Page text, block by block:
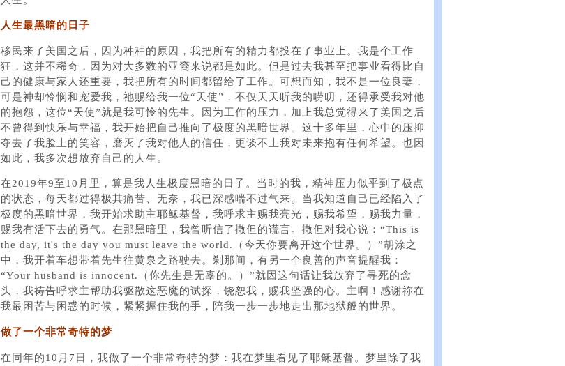
人生最黑暗的日子
移民来了美国之后，因为种种的原因，我把所有的精力都投在了事业上。我是个工作
狂，这并不稀奇，因为对大多数的亚裔来说都是如此。但是过去我甚至把事业看得比自
己的健康与家人还重要，我把所有的时间都留给了工作。可想而知，我不是一位良妻，
可是神却怜悯和宠爱我，祂赐给我一位“天使”，不仅天天听我的唠叨，还得承受我对他
的抱怨，这位“天使”就是我可怜的先生。因为工作的压力，加上我总觉得来了美国之后
不曾得到快乐与幸福，我开始把自己推向了极度的黑暗世界。这十多年里，心中的压抑
夺去了我脸上的笑容，磨灭了我对他人的信任，更谈不上我对未来抱有任何希望。也因
如此，我多次想放弃自己的人生。
在2019年9至10月里，算是我人生极度黑暗的日子。当时的我，精神压力似乎到了极点
的状态，每天都过得极其痛苦、无奈，我已深感喘不过气来。当我知道自己已经陷入了
极度的黑暗世界，我开始求助主耶稣基督，我呼求主赐我亮光，赐我希望，赐我力量，
赐我有活下去的勇气。在那黑暗里，我曾听信了撒但的谎言。撒但对我心说：“This is
the day, it's the day you must leave the world.（今天你要离开这个世界。）”胡涂之
中，我开着车想带着先生往黄泉之路驶去。剎那间，有另一个良善的声音提醒我：
“Your husband is innocent.（你先生是无辜的。）”就因这句话让我放弃了寻死的念
头，我祷告呼求主帮助我驱散这恶魔的试探，饶恕我，赐我坚强的心。主啊！感谢祢在
我最困苦与困惑的时候，紧紧握住我的手，陪我一步一步地走出那地狱般的世界。
做了一个非常奇特的梦
在同年的10月7日，我做了一个非常奇特的梦：我在梦里看见了耶稣基督。梦里除了我